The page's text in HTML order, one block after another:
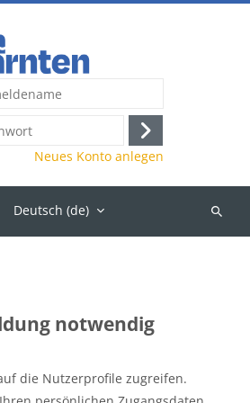
Anmelden
Neues Konto anlegen
Deutsch ‎(de)‎
Kurse
notwendig
die Nutzerprofile zugreifen.